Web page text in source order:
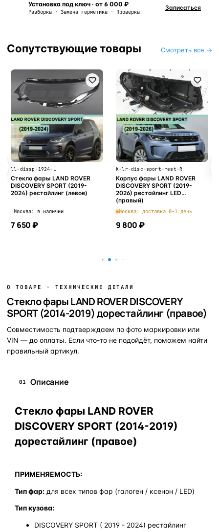
Установка под ключ · от 6 000 ₽
Разборка · Замена герметика · Проверка
Записаться
Сопутствующие товары Смотреть все →
ll-dissp-1924-L
Стекло фары LAND ROVER
DISCOVERY SPORT (2019-
2024) рестайлинг (левое)
Москва: в наличии
7 650 ₽
K-lr-disc-sport-rest-R
Корпус фары LAND ROVER
DISCOVERY SPORT (2019-
2026) рестайлинг LED
(правый)
Москва: доставка 0-1 день
9 800 ₽
О ТОВАРЕ · ТЕХНИЧЕСКИЕ ДЕТАЛИ
Стекло фары LAND ROVER DISCOVERY
SPORT (2014-2019) дорестайлинг (правое)
Совместимость подтверждаем по фото маркировки или
VIN — до оплаты. Если что-то не подойдёт, поможем найти
правильный артикул.
01 Описание
Стекло фары LAND ROVER
DISCOVERY SPORT (2014-2019)
дорестайлинг (правое)
ПРИМЕНЯЕМОСТЬ:
Тип фар: для всех типов фар (галоген / ксенон / LED)
Тип кузова:
DISCOVERY SPORT ( 2019 - 2024) рестайлинг